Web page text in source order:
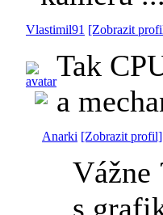
Vlastimil91 [Zobrazit
Tak
a
Anarki [Zobrazit profil]
Vážne
s